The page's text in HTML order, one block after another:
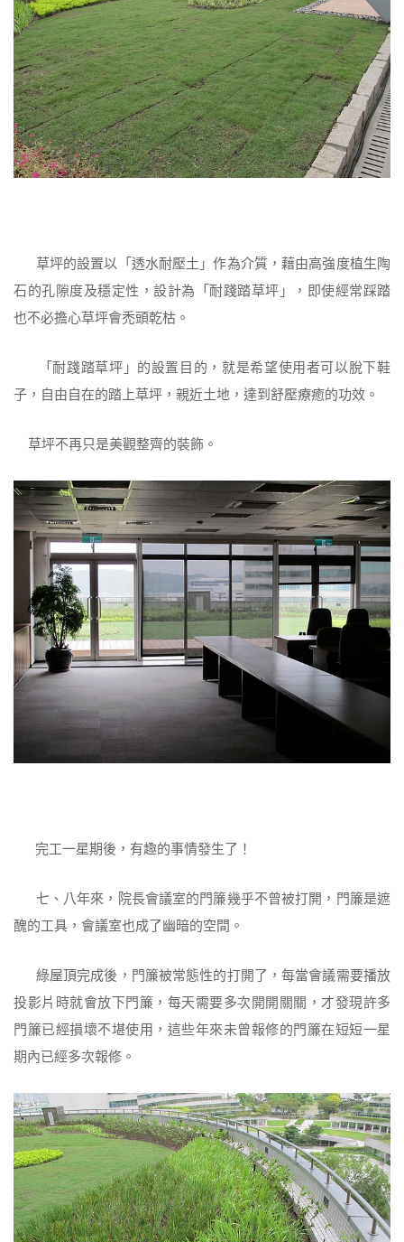
草坪的設置以「透水耐壓土」作為介質，藉由高強度植生陶
石的孔隙度及穩定性，設計為「耐踐踏草坪」，即使經常踩踏
也不必擔心草坪會禿頭乾枯。
「耐踐踏草坪」的設置目的，就是希望使用者可以脫下鞋
子，自由自在的踏上草坪，親近土地，達到舒壓療癒的功效。
草坪不再只是美觀整齊的裝飾。
完工一星期後，有趣的事情發生了！
七、八年來，院長會議室的門簾幾乎不曾被打開，門簾是遮
醜的工具，會議室也成了幽暗的空間。
綠屋頂完成後，門簾被常態性的打開了，每當會議需要播放
投影片時就會放下門簾，每天需要多次開開關關，才發現許多
門簾已經損壞不堪使用，這些年來未曾報修的門簾在短短一星
期內已經多次報修。